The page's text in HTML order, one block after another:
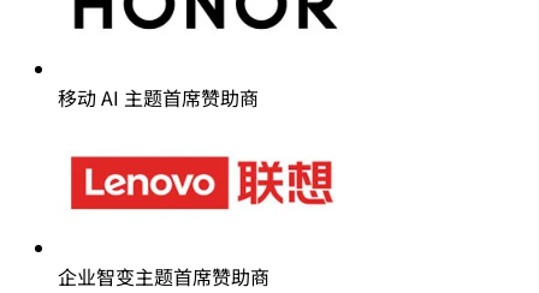
移动 AI 主题首席赞助商
企业智变主题首席赞助商